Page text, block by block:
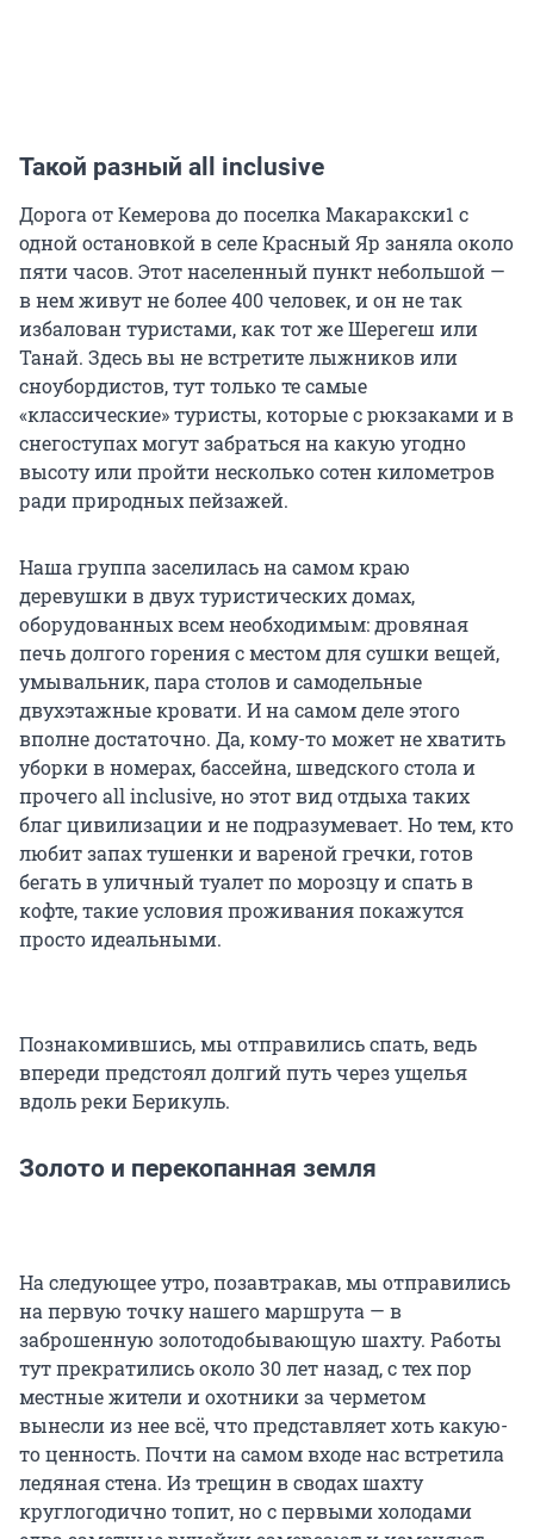
Такой разный all inclusive
Дорога от Кемерова до поселка Макаракски1 с
одной остановкой в селе Красный Яр заняла около
пяти часов. Этот населенный пункт небольшой —
в нем живут не более 400 человек, и он не так
избалован туристами, как тот же Шерегеш или
Танай. Здесь вы не встретите лыжников или
сноубордистов, тут только те самые
«классические» туристы, которые с рюкзаками и в
снегоступах могут забраться на какую угодно
высоту или пройти несколько сотен километров
ради природных пейзажей.
Наша группа заселилась на самом краю
деревушки в двух туристических домах,
оборудованных всем необходимым: дровяная
печь долгого горения с местом для сушки вещей,
умывальник, пара столов и самодельные
двухэтажные кровати. И на самом деле этого
вполне достаточно. Да, кому-то может не хватить
уборки в номерах, бассейна, шведского стола и
прочего all inclusive, но этот вид отдыха таких
благ цивилизации и не подразумевает. Но тем, кто
любит запах тушенки и вареной гречки, готов
бегать в уличный туалет по морозцу и спать в
кофте, такие условия проживания покажутся
просто идеальными.
Познакомившись, мы отправились спать, ведь
впереди предстоял долгий путь через ущелья
вдоль реки Берикуль.
Золото и перекопанная земля
На следующее утро, позавтракав, мы отправились
на первую точку нашего маршрута — в
заброшенную золотодобывающую шахту. Работы
тут прекратились около 30 лет назад, с тех пор
местные жители и охотники за черметом
вынесли из нее всё, что представляет хоть какую-
то ценность. Почти на самом входе нас встретила
ледяная стена. Из трещин в сводах шахту
круглогодично топит, но с первыми холодами